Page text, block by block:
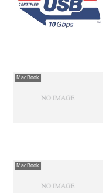
MacBook
MacBook